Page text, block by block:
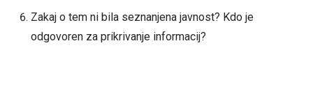
Zakaj o tem ni bila seznanjena javnost? Kdo je
odgovoren za prikrivanje informacij?